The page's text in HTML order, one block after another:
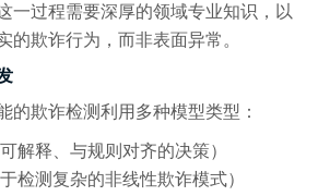
一过程需要深厚的领域专业知识，以
的欺诈行为，而非表面异常。
的欺诈检测利用多种模型类型：
解释、与规则对齐的决策）
检测复杂的非线性欺诈模式）